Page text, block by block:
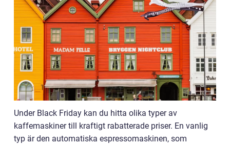
Under Black Friday kan du hitta olika typer av
kaffemaskiner till kraftigt rabatterade priser. En vanlig
typ är den automatiska espressomaskinen, som